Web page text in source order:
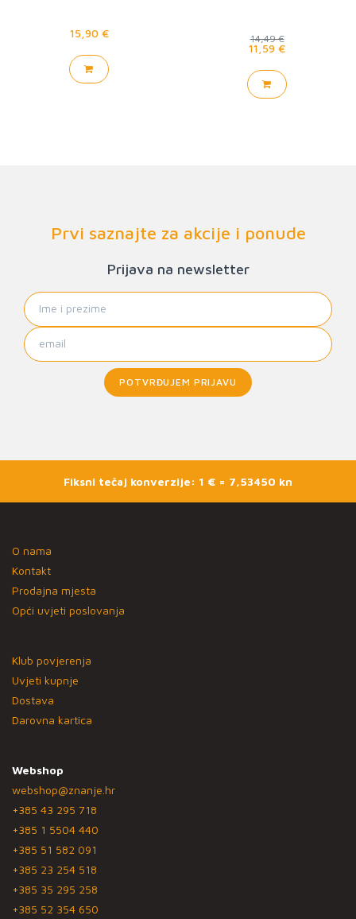
15,90 € 14,49 €
11,59 €
Prvi saznajte za akcije i ponude
Prijava na newsletter
POTVRĐUJEM PRIJAVU
Fiksni tečaj konverzije: 1 € = 7,53450 kn
O nama
Kontakt
Prodajna mjesta
Opći uvjeti poslovanja
Klub povjerenja
Uvjeti kupnje
Dostava
Darovna kartica
Webshop
webshop@znanje.hr
+385 43 295 718
+385 1 5504 440
+385 51 582 091
+385 23 254 518
+385 35 295 258
+385 52 354 650